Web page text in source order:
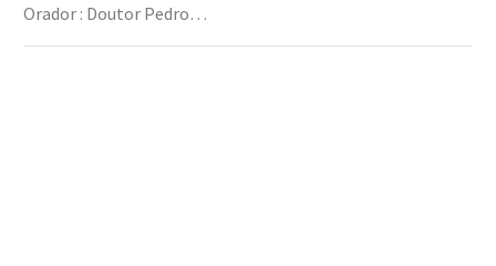
Orador : Doutor Pedro…